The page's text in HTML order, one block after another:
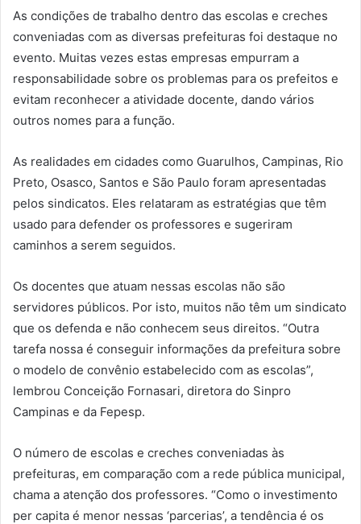
As condições de trabalho dentro das escolas e creches
conveniadas com as diversas prefeituras foi destaque no
evento. Muitas vezes estas empresas empurram a
responsabilidade sobre os problemas para os prefeitos e
evitam reconhecer a atividade docente, dando vários
outros nomes para a função.
As realidades em cidades como Guarulhos, Campinas, Rio
Preto, Osasco, Santos e São Paulo foram apresentadas
pelos sindicatos. Eles relataram as estratégias que têm
usado para defender os professores e sugeriram
caminhos a serem seguidos.
Os docentes que atuam nessas escolas não são
servidores públicos. Por isto, muitos não têm um sindicato
que os defenda e não conhecem seus direitos. “Outra
tarefa nossa é conseguir informações da prefeitura sobre
o modelo de convênio estabelecido com as escolas”,
lembrou Conceição Fornasari, diretora do Sinpro
Campinas e da Fepesp.
O número de escolas e creches conveniadas às
prefeituras, em comparação com a rede pública municipal,
chama a atenção dos professores. “Como o investimento
per capita é menor nessas ‘parcerias’, a tendência é os